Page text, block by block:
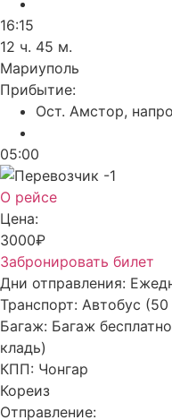
16:15
12 ч. 45 м.
Мариуполь
Прибытие:
Ост. Амстор,
05:00
О рейсе
Цена:
3000₽
Забронировать билет
Дни отправления:
Транспорт: Автобус (50
Багаж: Багаж
кладь)
КПП: Чонгар
Кореиз
Отправление: